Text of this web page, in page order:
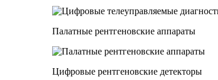
Палатные рентгеновские аппараты
Цифровые рентгеновские детекторы